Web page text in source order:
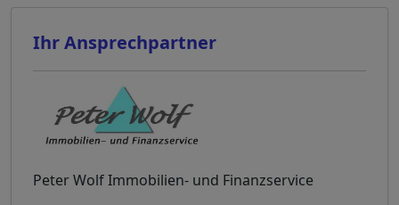
Ihr Ansprechpartner
Peter Wolf Immobilien- und Finanzservice